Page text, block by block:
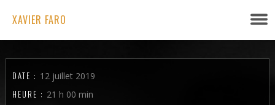
XAVIER FARO
DATE : 12 juillet 2019
HEURE : 21 h 00 min